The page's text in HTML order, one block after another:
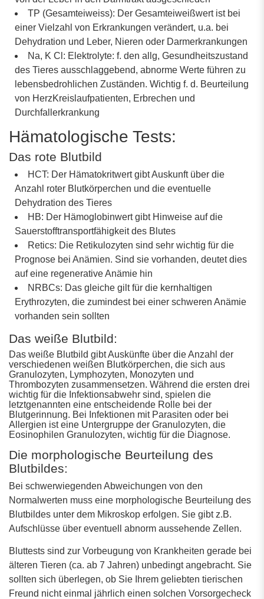
TP (Gesamteiweiss): Der Gesamteiweißwert ist bei
einer Vielzahl von Erkrankungen verändert, u.a. bei
Dehydration und Leber, Nieren oder Darmerkrankungen
Na, K Cl: Elektrolyte: f. den allg, Gesundheitszustand
des Tieres ausschlaggebend, abnorme Werte führen zu
lebensbedrohlichen Zuständen. Wichtig f. d. Beurteilung
von HerzKreislaufpatienten, Erbrechen und
Durchfallerkrankung
Hämatologische Tests:
Das rote Blutbild
HCT: Der Hämatokritwert gibt Auskunft über die
Anzahl roter Blutkörperchen und die eventuelle
Dehydration des Tieres
HB: Der Hämoglobinwert gibt Hinweise auf die
Sauerstofftransportfähigkeit des Blutes
Retics: Die Retikulozyten sind sehr wichtig für die
Prognose bei Anämien. Sind sie vorhanden, deutet dies
auf eine regenerative Anämie hin
NRBCs: Das gleiche gilt für die kernhaltigen
Erythrozyten, die zumindest bei einer schweren Anämie
vorhanden sein sollten
Das weiße Blutbild:
Das weiße Blutbild gibt Auskünfte über die Anzahl der
verschiedenen weißen Blutkörperchen, die sich aus
Granulozyten, Lymphozyten, Monozyten und
Thrombozyten zusammensetzen. Während die ersten drei
wichtig für die Infektionsabwehr sind, spielen die
letztgenannten eine entscheidende Rolle bei der
Blutgerinnung. Bei Infektionen mit Parasiten oder bei
Allergien ist eine Untergruppe der Granulozyten, die
Eosinophilen Granulozyten, wichtig für die Diagnose.
Die morphologische Beurteilung des
Blutbildes:
Bei schwerwiegenden Abweichungen von den
Normalwerten muss eine morphologische Beurteilung des
Blutbildes unter dem Mikroskop erfolgen. Sie gibt z.B.
Aufschlüsse über eventuell abnorm aussehende Zellen.
Bluttests sind zur Vorbeugung von Krankheiten gerade bei
älteren Tieren (ca. ab 7 Jahren) unbedingt angebracht. Sie
sollten sich überlegen, ob Sie Ihrem geliebten tierischen
Freund nicht einmal jährlich einen solchen Vorsorgecheck